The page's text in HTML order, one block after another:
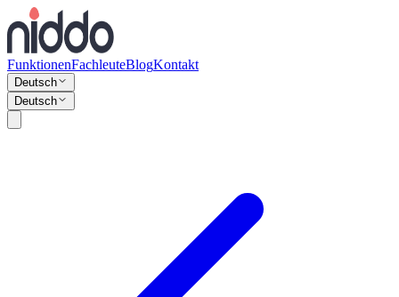
FunktionenFachleuteBlogKontakt
Deutsch
Deutsch